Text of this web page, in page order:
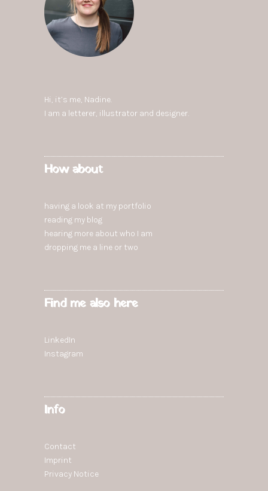
Hi, it’s me, Nadine.
I am a letterer, illustrator and designer.
How about
having a look at my portfolio
reading my blog
hearing more about who I am
dropping me a line or two
Find me also here
LinkedIn
Instagram
Info
Contact
Imprint
Privacy Notice